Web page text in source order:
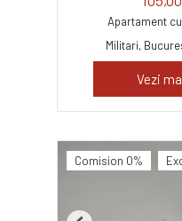
Apartament
Militari,
Vezi
Comision 0%